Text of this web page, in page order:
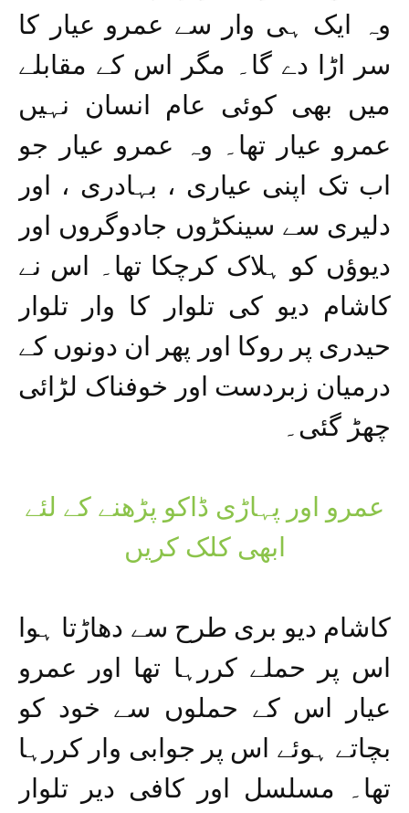
وہ ایک ہی وار سے عمرو عیار کا
سر اڑا دے گا۔ مگر اس کے مقابلے
میں بھی کوئی عام انسان نہیں
عمرو عیار تھا۔ وہ عمرو عیار جو
اب تک اپنی عیاری ، بہادری ، اور
دلیری سے سینکڑوں جادوگروں اور
دیوؤں کو ہلاک کرچکا تھا۔ اس نے
کاشام دیو کی تلوار کا وار تلوار
حیدری پر روکا اور پھر ان دونوں کے
درمیان زبردست اور خوفناک لڑائی
چھڑ گئی۔
عمرو اور پہاڑی ڈاکو پڑھنے کے لئے
ابھی کلک کریں
کاشام دیو بری طرح سے دھاڑتا ہوا
اس پر حملے کررہا تھا اور عمرو
عیار اس کے حملوں سے خود کو
بچاتے ہوئے اس پر جوابی وار کررہا
تھا۔ مسلسل اور کافی دیر تلوار